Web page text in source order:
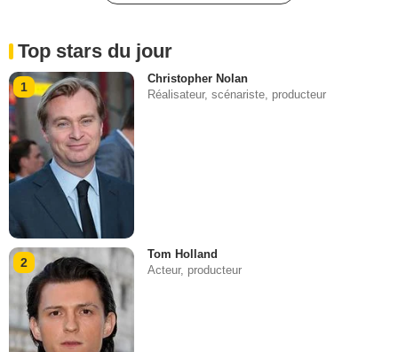
Top stars du jour
1
Christopher Nolan
Réalisateur, scénariste, producteur
2
Tom Holland
Acteur, producteur